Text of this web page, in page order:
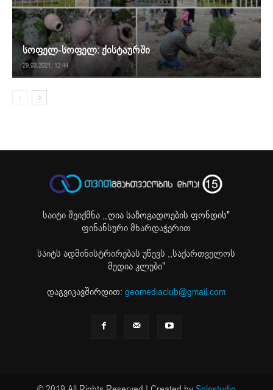
სოფელ-სოფელ: ქისტაურში
29.03.2021. 12:44
საიტი შეიქმნა ,„ღია საზოგადოების ფონდის"
ფინანსური მხარდაჭერით
საიტს ადმინისტრირებას უწევს ,,საქართველოს
მედია კლუბი"
დაგვიკავშირდით:geomediaclub@gmail.com